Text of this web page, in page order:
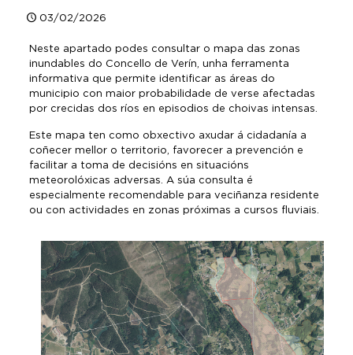
03/02/2026
Neste apartado podes consultar o mapa das zonas
inundables do Concello de Verín, unha ferramenta
informativa que permite identificar as áreas do
municipio con maior probabilidade de verse afectadas
por crecidas dos ríos en episodios de choivas intensas.
Este mapa ten como obxectivo axudar á cidadanía a
coñecer mellor o territorio, favorecer a prevención e
facilitar a toma de decisións en situacións
meteorolóxicas adversas. A súa consulta é
especialmente recomendable para veciñanza residente
ou con actividades en zonas próximas a cursos fluviais.